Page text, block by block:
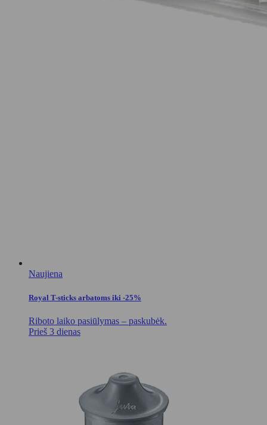
Naujiena
Royal T-sticks arbatoms iki -25%
Riboto laiko pasiūlymas – paskubėk.
Prieš 3 dienas